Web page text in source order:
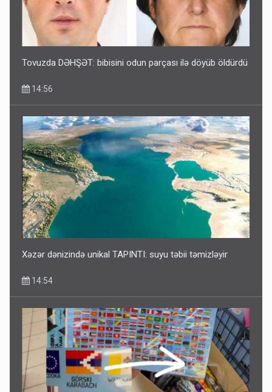
Tovuzda DƏHŞƏT: bibisini odun parçası ilə döyüb öldürdü
14:56
Xəzər dənizində unikal TAPINTI: suyu təbii təmizləyir
14:54